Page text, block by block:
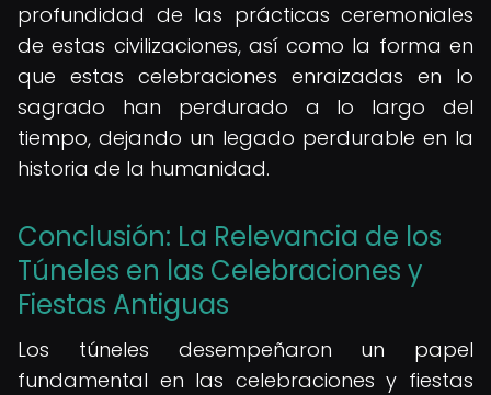
profundidad de las prácticas ceremoniales
de estas civilizaciones, así como la forma en
que estas celebraciones enraizadas en lo
sagrado han perdurado a lo largo del
tiempo, dejando un legado perdurable en la
historia de la humanidad.
Conclusión: La Relevancia de los
Túneles en las Celebraciones y
Fiestas Antiguas
Los túneles desempeñaron un papel
fundamental en las celebraciones y fiestas